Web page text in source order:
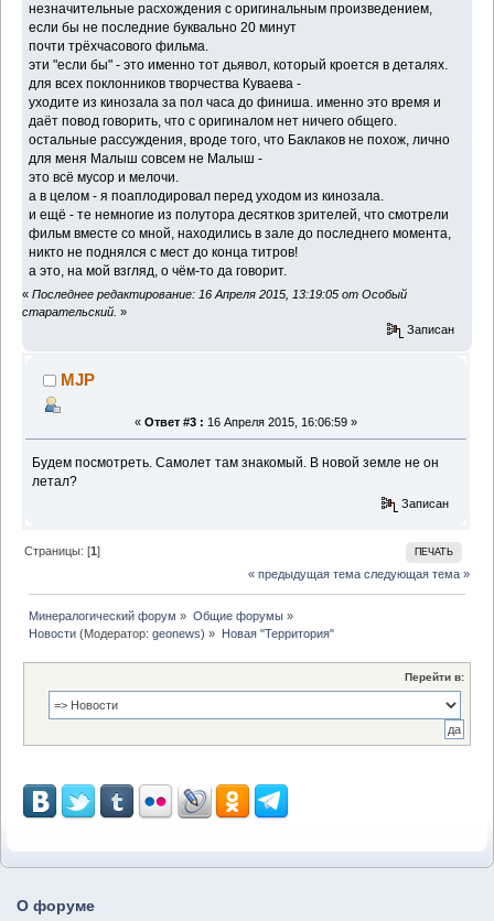
незначительные расхождения с оригинальным произведением,
если бы не последние буквально 20 минут
почти трёхчасового фильма.
эти "если бы" - это именно тот дьявол, который кроется в деталях.
для всех поклонников творчества Куваева -
уходите из кинозала за пол часа до финиша. именно это время и
даёт повод говорить, что с оригиналом нет ничего общего.
остальные рассуждения, вроде того, что Баклаков не похож, лично
для меня Малыш совсем не Малыш -
это всё мусор и мелочи.
а в целом - я поаплодировал перед уходом из кинозала.
и ещё - те немногие из полутора десятков зрителей, что смотрели
фильм вместе со мной, находились в зале до последнего момента,
никто не поднялся с мест до конца титров!
а это, на мой взгляд, о чём-то да говорит.
« Последнее редактирование: 16 Апреля 2015, 13:19:05 от Особый
старательский. »
Записан
MJP
« Ответ #3 : 16 Апреля 2015, 16:06:59 »
Будем посмотреть. Самолет там знакомый. В новой земле не он
летал?
Записан
ПЕЧАТЬ
Страницы: [1]
« предыдущая тема следующая тема »
Минералогический форум » Общие форумы»
Новости (Модератор:geonews) » Новая "Территория"
Перейти в:
О форуме